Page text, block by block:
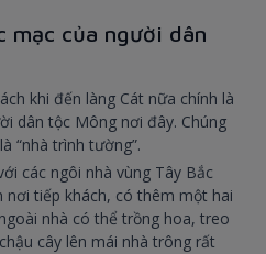
mạc của người dân
khi đến làng Cát nữa chính là
dân tộc Mông nơi đây. Chúng
“nhà trình tường”.
các ngôi nhà vùng Tây Bắc
nơi tiếp khách, có thêm một hai
nhà có thể trồng hoa, treo
cây lên mái nhà trông rất